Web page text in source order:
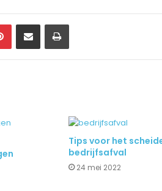
PinterestDelen via Email Printen
Tips voor het
bedrijfsafval
24 mei 2022